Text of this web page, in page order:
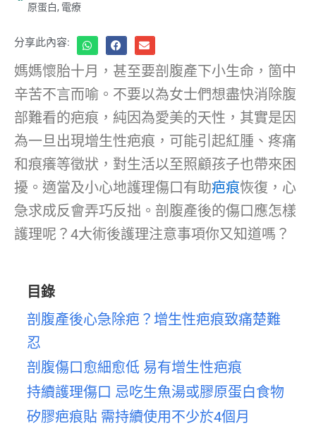
原蛋白, 電療
分享此內容:
媽媽懷胎十月，甚至要剖腹產下小生命，箇中
辛苦不言而喻。不要以為女士們想盡快消除腹
部難看的疤痕，純因為愛美的天性，其實是因
為一旦出現增生性疤痕，可能引起紅腫、疼痛
和痕癢等徵狀，對生活以至照顧孩子也帶來困
擾。適當及小心地護理傷口有助疤痕恢復，心
急求成反會弄巧反拙。剖腹產後的傷口應怎樣
護理呢？4大術後護理注意事項你又知道嗎？
目錄
剖腹產後心急除疤？增生性疤痕致痛楚難
忍
剖腹傷口愈細愈低 易有增生性疤痕
持續護理傷口 忌吃生魚湯或膠原蛋白食物
矽膠疤痕貼 需持續使用不少於4個月